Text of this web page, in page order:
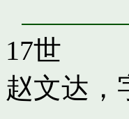
17世
赵文达，